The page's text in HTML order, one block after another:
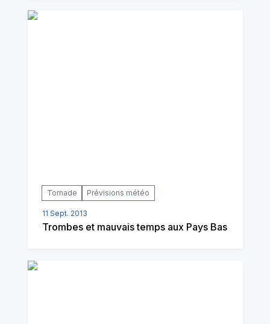
Tornade Prévisions météo
11 Sept. 2013
Trombes et mauvais temps aux Pays Bas